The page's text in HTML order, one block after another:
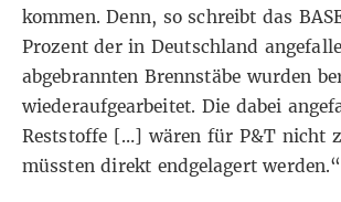
kommen. Denn, so schreibt das
Prozent der in Deutschland
abgebrannten Brennstäbe wurden
wiederaufgearbeitet. Die dabei
Reststoffe […] wären für P&T nicht
müssten direkt endgelagert werden.“